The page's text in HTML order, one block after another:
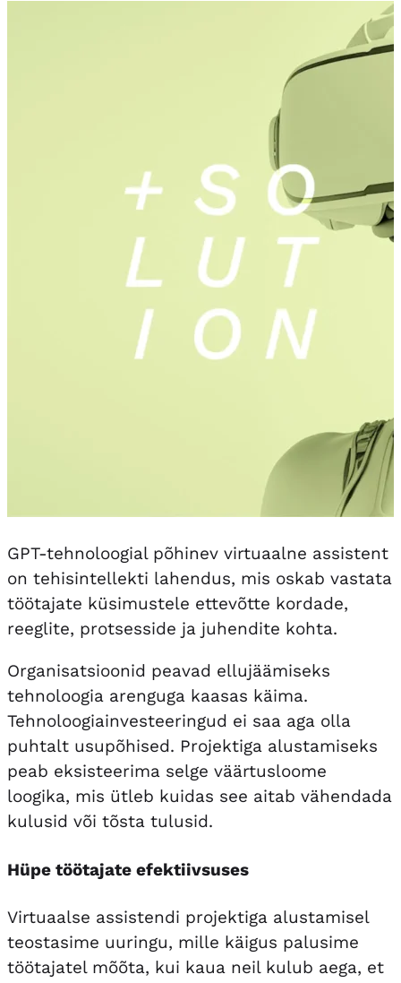
GPT-tehnoloogial põhinev virtuaalne assistent
on tehisintellekti lahendus, mis oskab vastata
töötajate küsimustele ettevõtte kordade,
reeglite, protsesside ja juhendite kohta.
Organisatsioonid peavad ellujäämiseks
tehnoloogia arenguga kaasas käima.
Tehnoloogiainvesteeringud ei saa aga olla
puhtalt usupõhised. Projektiga alustamiseks
peab eksisteerima selge väärtusloome
loogika, mis ütleb kuidas see aitab vähendada
kulusid või tõsta tulusid.
Hüpe töötajate efektiivsuses
Virtuaalse assistendi projektiga alustamisel
teostasime uuringu, mille käigus palusime
töötajatel mõõta, kui kaua neil kulub aega, et